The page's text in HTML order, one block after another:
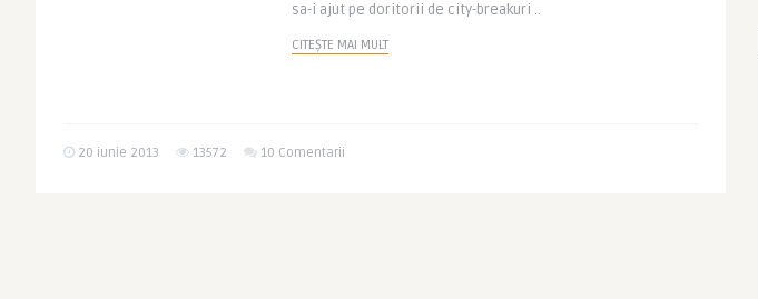
sa-i ajut pe doritorii de city-breakuri ..
CITEȘTE MAI MULT
20 iunie 2013 13572 10 Comentarii